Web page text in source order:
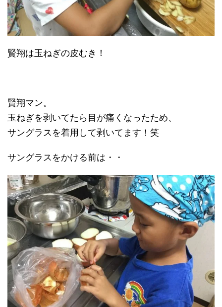
賢翔は玉ねぎの皮むき！
賢翔マン。
玉ねぎを剥いてたら目が痛くなったため、
サングラスを着用して剥いてます！笑
サングラスをかける前は・・